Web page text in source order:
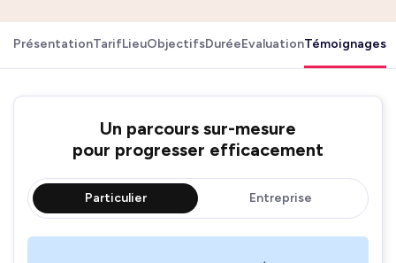
PrésentationTarifLieuObjectifsDuréeEvaluationTémoignages
Un parcours sur-mesure
pour progresser efficacement
Particulier Entreprise